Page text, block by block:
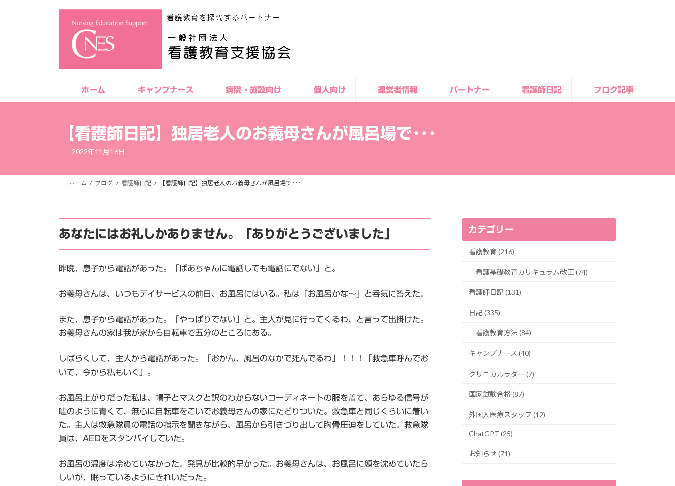
ッ
移
ホーム キャンプナース 病院・施設向け 個人向け 運営者情報 パートナー 看護師日記 ブログ記事
【看護師日記】独居老人のお義母さんが風呂場で･･･
2022年11月16日
ホーム ブログ 看護師日記 【看護師日記】独居老人のお義母さんが風呂場で･･･
あなたにはお礼しかありません。「ありがとうございました」
昨晩、息子から電話があった。「ばあちゃんに電話しても電話にでない」と。
お義母さんは、いつもデイサービスの前日、お風呂にはいる。私は「お風呂かな～」と呑気に答えた。
また、息子から電話があった。「やっぱりでない」と。主人が見に行ってくるわ、と言って出掛けた。
お義母さんの家は我が家から自転車で五分のところにある。
しばらくして、主人から電話があった。「おかん、風呂のなかで死んでるわ」！！！「救急車呼んでお
いて、今から私もいく」。
お風呂上がりだった私は、帽子とマスクと訳のわからないコーディネートの服を着て、あらゆる信号が
嘘のように青くて、無心に自転車をこいでお義母さんの家にたどりついた。救急車と同じくらいに着い
た。主人は救急隊員の電話の指示を聞きながら、風呂から引きづり出して胸骨圧迫をしていた。救急隊
員は、AEDをスタンバイしていた。
お風呂の温度は冷めていなかった。発見が比較的早かった。お義母さんは、お風呂に顔を沈めていたら
しいが、眠っているようにきれいだった。
カテゴリー
看護教育 (216)
看護基礎教育カリキュラム改正 (74)
看護師日記 (131)
日記 (335)
看護教育方法 (84)
キャンプナース (40)
クリニカルラダー (7)
国家試験合格 (87)
外国人医療スタッフ (12)
ChatGPT (25)
お知らせ (71)